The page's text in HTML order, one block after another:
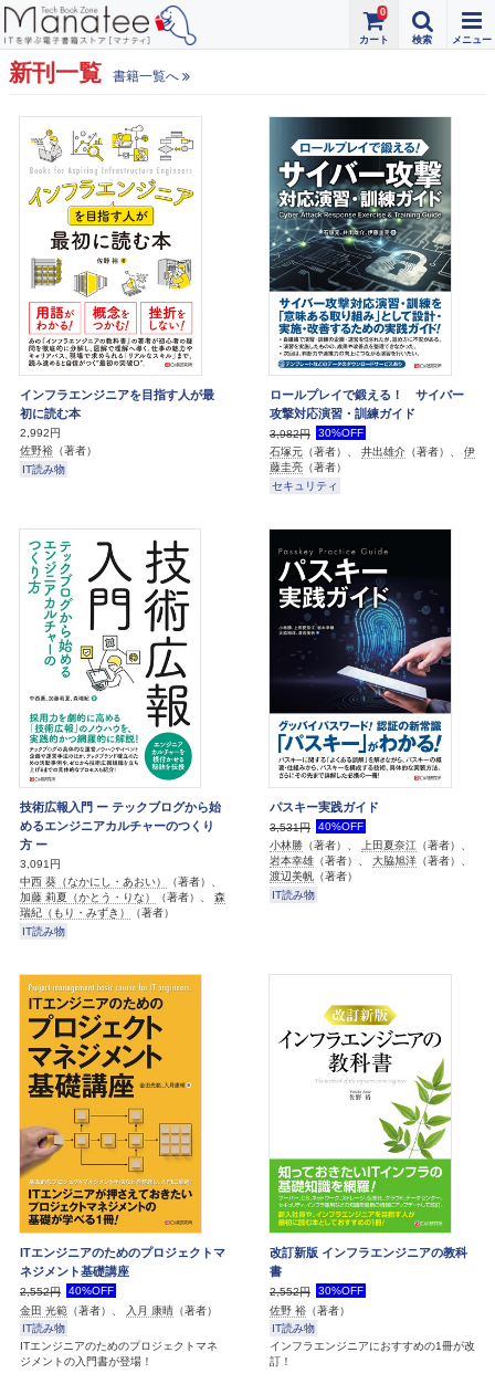
0
新刊一覧 書籍一覧へ
インフラエンジニアを目指す人が最
初に読む本
2,992円
佐野裕 （著者）
IT読み物
ロールプレイで鍛える！ サイバー
攻撃対応演習・訓練ガイド
3,982円
30%OFF
石塚元 （著者）、 井出雄介 （著者）、 伊
藤圭亮 （著者）
セキュリティ
技術広報入門 ー テックブログから始
めるエンジニアカルチャーのつくり
方 ー
3,091円
中西 葵（なかにし・あおい）
（著者）、
加藤 莉夏（かとう・りな）
（著者）、 森
瑞紀（もり・みずき）
（著者）
IT読み物
パスキー実践ガイド
3,531円
40%OFF
小林勝 （著者）、 上田夏奈江 （著者）、
岩本幸雄 （著者）、 大脇旭洋 （著者）、
渡辺美帆 （著者）
IT読み物
ITエンジニアのためのプロジェクトマ
ネジメント基礎講座
2,552円
40%OFF
金田 光範 （著者）、 入月 康晴 （著者）
IT読み物
ITエンジニアのためのプロジェクトマネ
ジメントの入門書が登場！
改訂新版 インフラエンジニアの教科
書
2,552円
30%OFF
佐野 裕 （著者）
IT読み物
インフラエンジニアにおすすめの1冊が改
訂！